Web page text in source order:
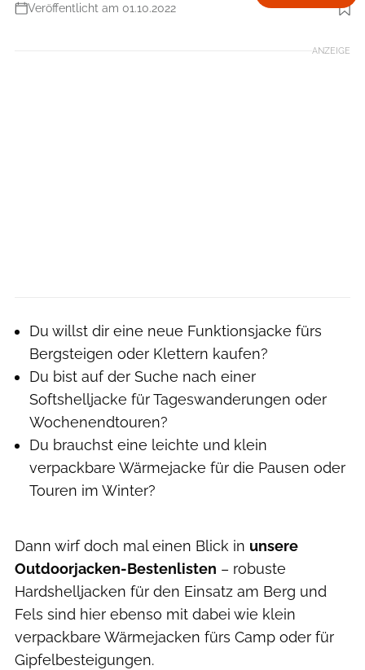
Veröffentlicht am 01.10.2022
Foto: outdoor/Boris Gnielka
ANZEIGE
Du willst dir eine neue Funktionsjacke fürs
Bergsteigen oder Klettern kaufen?
Du bist auf der Suche nach einer
Softshelljacke für Tageswanderungen oder
Wochenendtouren?
Du brauchst eine leichte und klein
verpackbare Wärmejacke für die Pausen oder
Touren im Winter?
Dann wirf doch mal einen Blick in unsere
Outdoorjacken-Bestenlisten – robuste
Hardshelljacken für den Einsatz am Berg und
Fels sind hier ebenso mit dabei wie klein
verpackbare Wärmejacken fürs Camp oder für
Gipfelbesteigungen.